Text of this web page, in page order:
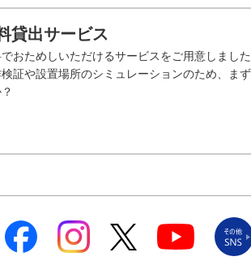
貸出サービス
おためしいただけるサービスをご用意しまし
証や設置場所のシミュレーションのため、ま